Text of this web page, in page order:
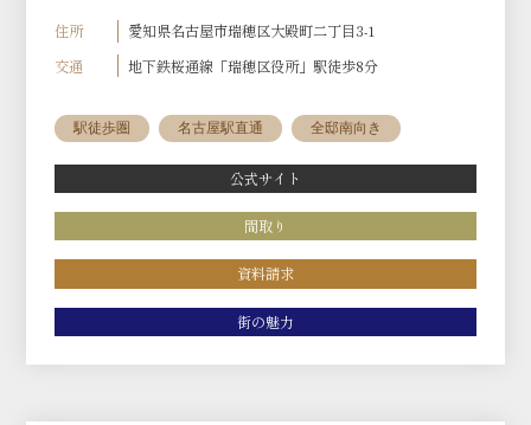
住所
愛知県名古屋市瑞穂区大殿町二丁目3-1
交通
地下鉄桜通線「瑞穂区役所」駅徒歩8分
駅徒歩圏 名古屋駅直通 全邸南向き
公式サイト
間取り
資料請求
街の魅力